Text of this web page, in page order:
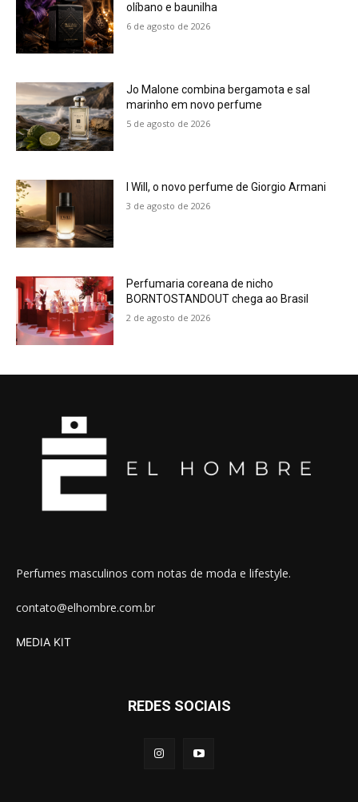
olíbano e baunilha
6 de agosto de 2026
Jo Malone combina bergamota e sal
marinho em novo perfume
5 de agosto de 2026
I Will, o novo perfume de Giorgio Armani
3 de agosto de 2026
Perfumaria coreana de nicho
BORNTOSTANDOUT chega ao Brasil
2 de agosto de 2026
Perfumes masculinos com notas de moda e lifestyle.
contato@elhombre.com.br
MEDIA KIT
REDES SOCIAIS